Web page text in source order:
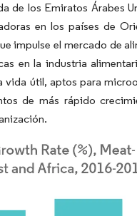
de los Emiratos Árabes
en los países de
impulse el mercado de
en la industria
útil, aptos para
de más rápido